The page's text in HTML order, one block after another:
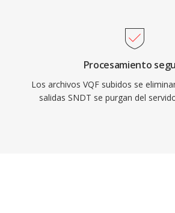
Procesamiento
Los archivos VQF subidos se
salidas SNDT se purgan del